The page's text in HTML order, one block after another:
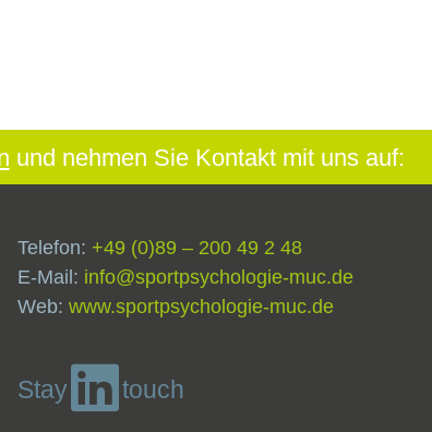
und nehmen Sie Kontakt mit uns auf:
Telefon: +49 (0)89 – 200 49 2 48
E-Mail: info@sportpsychologie-muc.de
Web: www.sportpsychologie-muc.de
Stay touch